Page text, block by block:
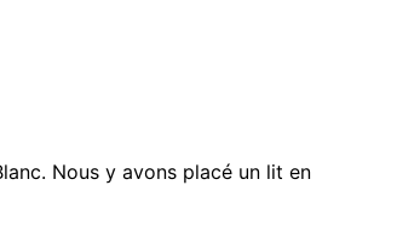
Nous y avons placé un lit en